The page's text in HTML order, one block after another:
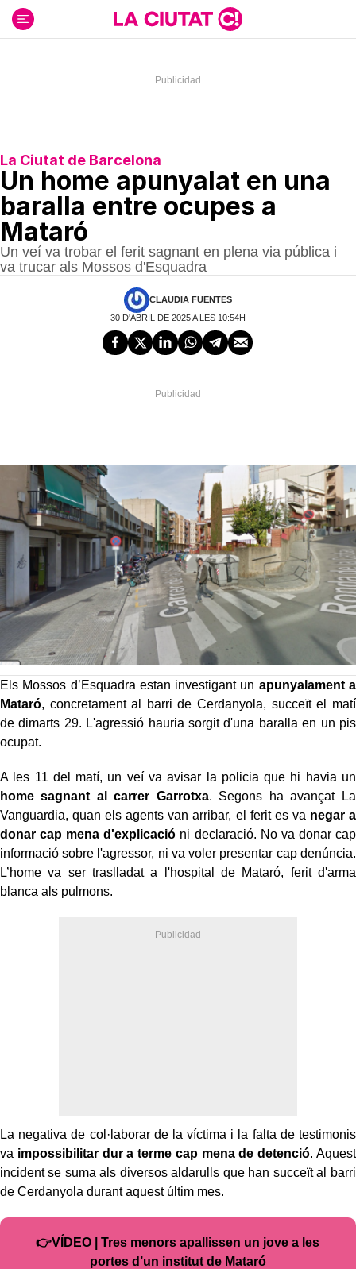
contenido
La Ciutat de Barcelona
Un home apunyalat en una
baralla entre ocupes a
Mataró
Un veí va trobar el ferit sagnant en plena via pública i
va trucar als Mossos d'Esquadra
CLAUDIA FUENTES
30 D'ABRIL DE 2025 A LES 10:54H
Els Mossos d’Esquadra estan investigant un apunyalament a
Mataró, concretament al barri de Cerdanyola, succeït el matí
de dimarts 29. L'agressió hauria sorgit d'una baralla en un pis
ocupat.
A les 11 del matí, un veí va avisar la policia que hi havia un
home sagnant al carrer Garrotxa. Segons ha avançat La
Vanguardia, quan els agents van arribar, el ferit es va negar a
donar cap mena d'explicació ni declaració. No va donar cap
informació sobre l'agressor, ni va voler presentar cap denúncia.
L’home va ser traslladat a l'hospital de Mataró, ferit d'arma
blanca als pulmons.
La negativa de col·laborar de la víctima i la falta de testimonis
va impossibilitar dur a terme cap mena de detenció. Aquest
incident se suma als diversos aldarulls que han succeït al barri
de Cerdanyola durant aquest últim mes.
👉VÍDEO | Tres menors apallissen un jove a les
portes d’un institut de Mataró